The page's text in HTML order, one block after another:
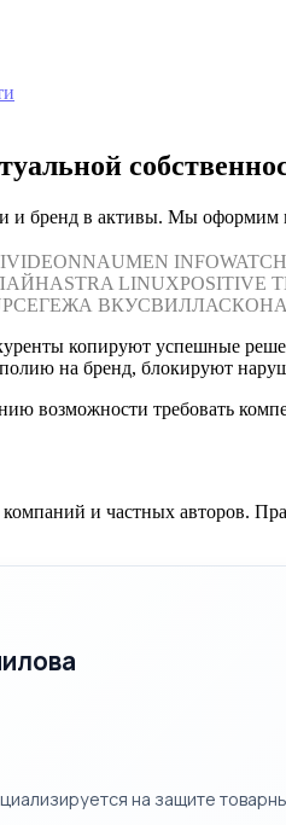
и бренд в активы. Мы
IVIDEONNAUMEN INFOWATCH
ASTRA LINUXPOSITIVE
СЕГЕЖА ВКУСВИЛЛАСКОНА
копируют успешные
на бренд, блокируют
возможности требовать
и частных авторов.
на защите